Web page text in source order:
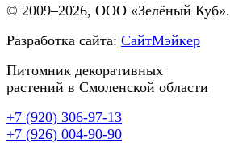
© 2009–2026, ООО «Зелёный Куб».
Разработка сайта: СайтМэйкер
Питомник декоративных
растений в Смоленской области
+7 (920) 306-97-13
+7 (926) 004-90-90